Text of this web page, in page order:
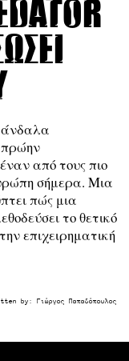
από τους πιο
σήμερα. Μια
πώς μια
το θετικό
επιχειρηματική
by: Γιώργος Παπαδόπουλος